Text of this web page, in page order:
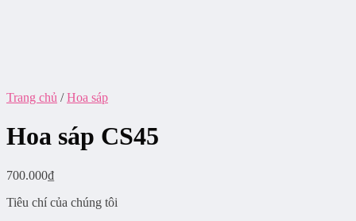
Trang chủ / Hoa sáp
Hoa sáp CS45
700.000₫
Tiêu chí của chúng tôi